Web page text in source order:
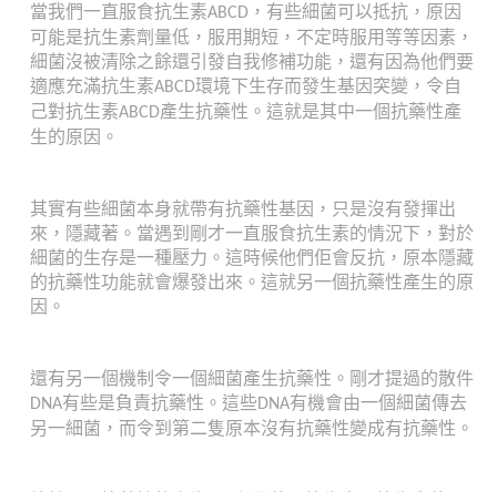
當我們一直服食抗生素ABCD，有些細菌可以抵抗，原因
可能是抗生素劑量低，服用期短，不定時服用等等因素，
細菌沒被清除之餘還引發自我修補功能，還有因為他們要
適應充滿抗生素ABCD環境下生存而發生基因突變，令自
己對抗生素ABCD產生抗藥性。這就是其中一個抗藥性產
生的原因。
其實有些細菌本身就帶有抗藥性基因，只是沒有發揮出
來，隱藏著。當遇到剛才一直服食抗生素的情況下，對於
細菌的生存是一種壓力。這時候他們佢會反抗，原本隱藏
的抗藥性功能就會爆發出來。這就另一個抗藥性產生的原
因。
還有另一個機制令一個細菌產生抗藥性。剛才提過的散件
DNA有些是負責抗藥性。這些DNA有機會由一個細菌傳去
另一細菌，而令到第二隻原本沒有抗藥性變成有抗藥性。